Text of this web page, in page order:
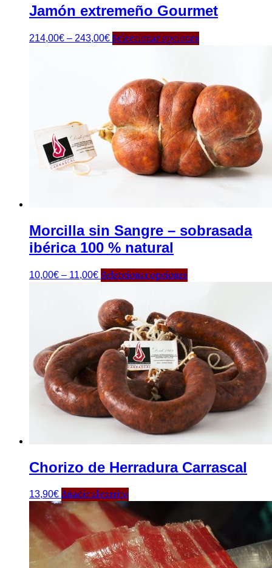
Jamón extremeño Gourmet
214,00€ – 243,00€ Seleccionar opciones
Morcilla sin Sangre – sobrasada
ibérica 100 % natural
10,00€ – 11,00€ Seleccionar opciones
Chorizo de Herradura Carrascal
13,90€ Añadir al carrito